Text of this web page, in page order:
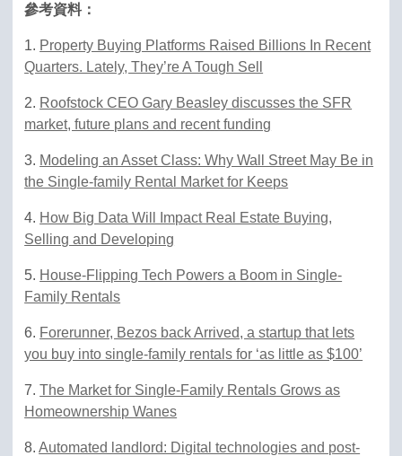
參考資料：
1. Property Buying Platforms Raised Billions In Recent
Quarters. Lately, They’re A Tough Sell
2. Roofstock CEO Gary Beasley discusses the SFR
market, future plans and recent funding
3. Modeling an Asset Class: Why Wall Street May Be in
the Single-family Rental Market for Keeps
4. How Big Data Will Impact Real Estate Buying,
Selling and Developing
5. House-Flipping Tech Powers a Boom in Single-
Family Rentals
6. Forerunner, Bezos back Arrived, a startup that lets
you buy into single-family rentals for ‘as little as $100’
7.The Market for Single-Family Rentals Grows as
Homeownership Wanes
8.Automated landlord: Digital technologies and post-